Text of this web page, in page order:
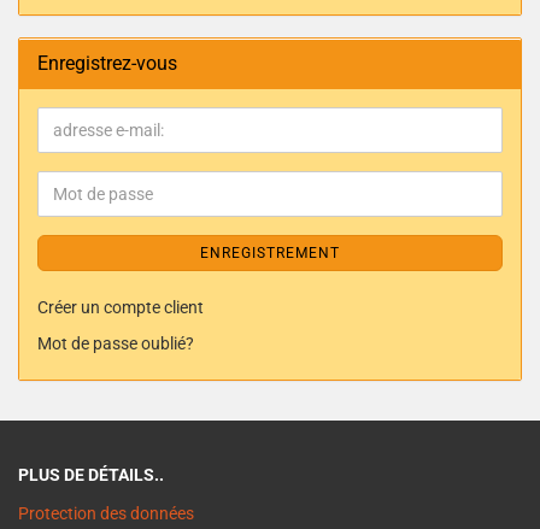
Enregistrez-vous
ENREGISTREMENT
Créer un compte client
Mot de passe oublié?
PLUS DE DÉTAILS..
Protection des données